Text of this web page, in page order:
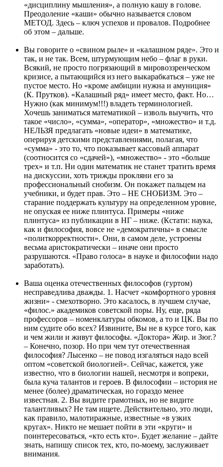
«дисциплину мышления», а полную кашу в голове.
Преодоление «каши» обычно называется словом
МЕТОД. Здесь – ключ успехов и провалов. Подробнее
об этом – дальше.
Вы говорите о «свином рыле» и «калашном ряде». Это и
так, и не так. Всем, штурмующим небо – флаг в руки.
Всякий, не просто погрязающий в мировоззренческом
кризисе, а пытающийся из него выкарабкаться – уже не
пустое место. Но «кроме амбиции нужна и амуниция»
(К. Прутков). «Калашный ряд» имеет место, факт. Но…
Нужно (как минимум!!!) владеть терминологией.
Хочешь заниматься математикой – изволь выучить, что
такое «число», «сумма», «оператор», «множество» и т.д.
НЕЛЬЗЯ предлагать «новые идеи» в математике,
оперируя детскими представлениями, полагая, что
«сумма» - это то, что показывает кассовый аппарат
(соотносится со «сдачей»), «множество» - это «больше
трех» и т.п. Ни один математик не станет тратить время
на дискуссии, хоть трижды прокляни его за
профессиональный снобизм. Он покажет пальцем на
учебники, и будет прав. Это – НЕ СНОБИЗМ. Это –
старание поддержать культуру на определенном уровне,
не опуская ее ниже плинтуса. Примеры «ниже
плинтуса» из публикации в НГ – ниже. (Кстати: наука,
как и философия, вовсе не «демократичны» в смысле
«политкорректности». Они, в самом деле, устроены
весьма аристократически – иначе они просто
разрушаются. «Право голоса» в науке и философии надо
заработать).
Ваша оценка отечественных философов (гуртом)
несправедлива дважды. 1. Насчет «комфортного уровня
жизни» - смехотворно. Это касалось, в лучшем случае,
«филос.» академиков советской поры. Ну, еще, ряда
профессоров – номенклатуры обкомов, а то и ЦК. Вы по
ним судите обо всех? Извините, Вы не в курсе того, как
и чем жили и живут философы. «Доктора» Жир. и Зюг.?
– Конечно, позор. Но при чем тут отечественная
философия? Лысенко – не повод изгаляться надо всей
оптом «советской биологией». Сейчас, кажется, уже
известно, что в биологии нашей, несмотря и вопреки,
была куча талантов и героев. В философии – история не
менее (более) драматическая, но гораздо менее
известная. 2. Вы видите грамотных, но не видите
талантливых? Не там ищете. Действительно, это люди,
как правило, малотиражные, известные «в узких
кругах». Никто не мешает пойти в эти «круги» и
поинтересоваться, «кто есть кто». Будет желание – дайте
знать, напишу список тех, кто, по-моему, заслуживает
внимания.